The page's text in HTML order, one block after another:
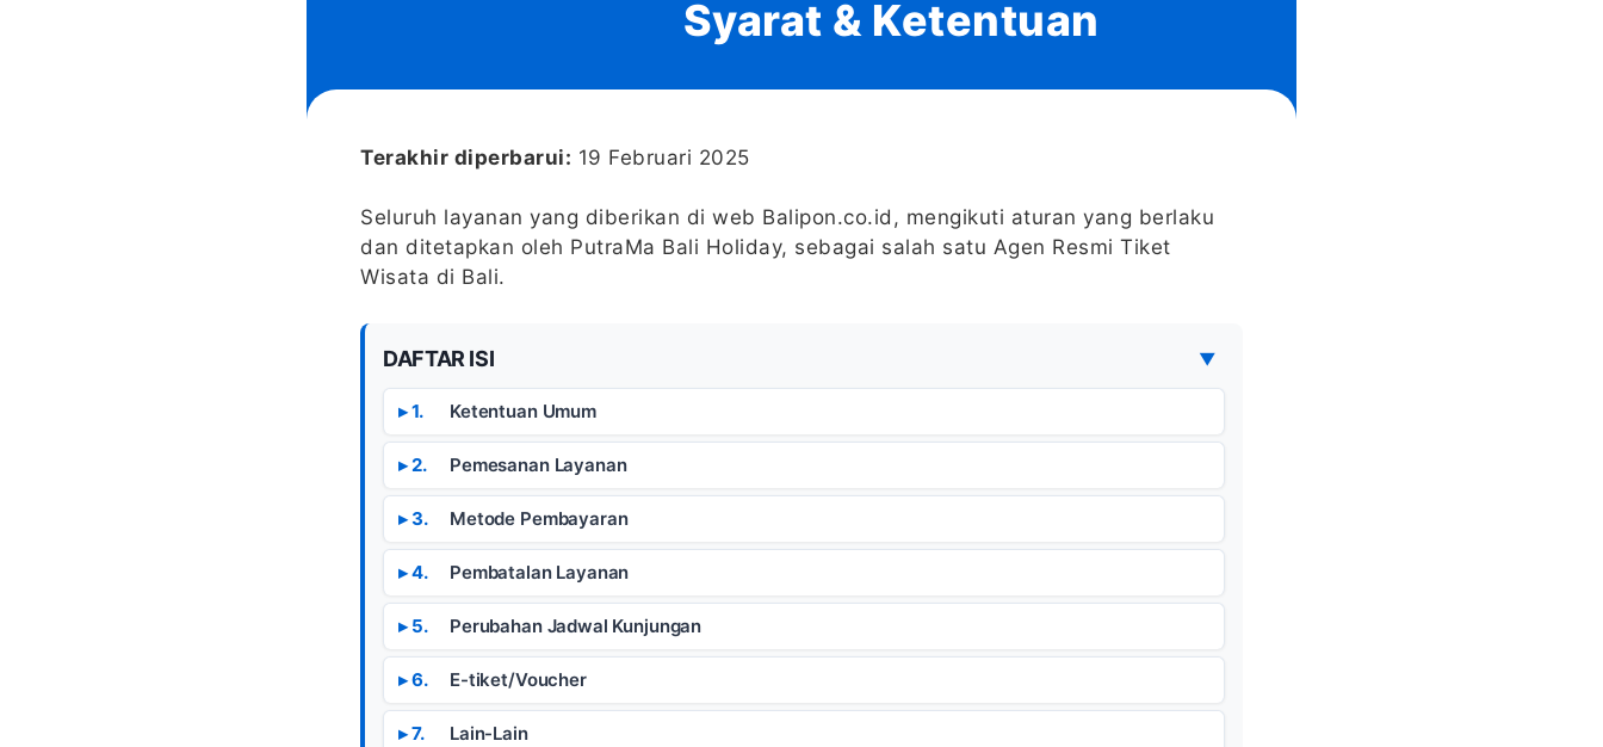
Syarat & Ketentuan
Terakhir diperbarui: 19 Februari 2025
Seluruh layanan yang diberikan di web Balipon.co.id, mengikuti aturan yang berlaku
dan ditetapkan oleh PutraMa Bali Holiday, sebagai salah satu Agen Resmi Tiket
Wisata di Bali.
DAFTAR ISI ▼
Ketentuan Umum
Pemesanan Layanan
Metode Pembayaran
Pembatalan Layanan
Perubahan Jadwal Kunjungan
E-tiket/Voucher
Lain-Lain